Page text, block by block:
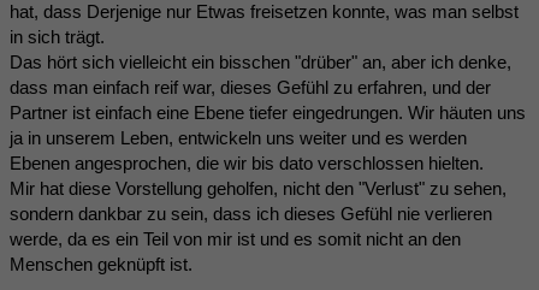
hat, dass Derjenige nur Etwas freisetzen konnte, was man selbst
in sich trägt.
Das hört sich vielleicht ein bisschen "drüber" an, aber ich denke,
dass man einfach reif war, dieses Gefühl zu erfahren, und der
Partner ist einfach eine Ebene tiefer eingedrungen. Wir häuten uns
ja in unserem Leben, entwickeln uns weiter und es werden
Ebenen angesprochen, die wir bis dato verschlossen hielten.
Mir hat diese Vorstellung geholfen, nicht den "Verlust" zu sehen,
sondern dankbar zu sein, dass ich dieses Gefühl nie verlieren
werde, da es ein Teil von mir ist und es somit nicht an den
Menschen geknüpft ist.